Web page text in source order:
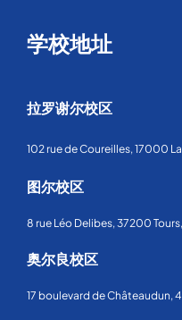
学校地址
拉罗谢尔校区
102 rue de Coureilles, 17000
图尔校区
8 rue Léo Delibes, 37200
奥尔良校区
17 boulevard de Châteaudun,